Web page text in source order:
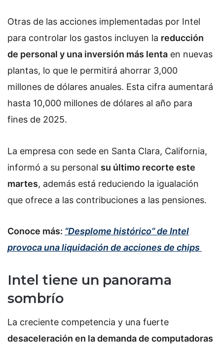
Otras de las acciones implementadas por Intel
para controlar los gastos incluyen la reducción
de personal y una inversión más lenta en nuevas
plantas, lo que le permitirá ahorrar 3,000
millones de dólares anuales. Esta cifra aumentará
hasta 10,000 millones de dólares al año para
fines de 2025.
La empresa con sede en Santa Clara, California,
informó a su personal su último recorte este
martes, además está reduciendo la igualación
que ofrece a las contribuciones a las pensiones.
Conoce más: “Desplome histórico” de Intel
provoca una liquidación de acciones de chips
Intel tiene un panorama
sombrío
La creciente competencia y una fuerte
desaceleración en la demanda de computadoras